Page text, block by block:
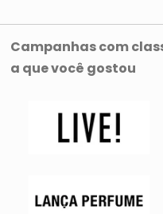
Campanhas com
a que você gostou